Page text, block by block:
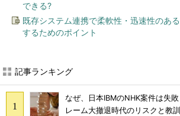
できる?
既存システム連携で柔軟性・迅速性のあ
するためのポイント
記事ランキング
なぜ、日本IBMのNHK案件は失
レーム大撤退時代のリスクと教訓